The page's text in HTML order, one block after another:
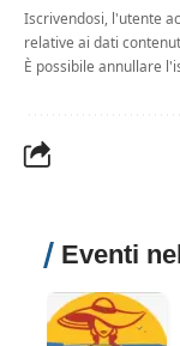
Iscrivendosi, l'utente
relative ai dati
È possibile annullare
Eventi